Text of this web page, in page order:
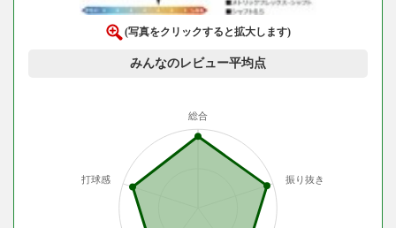
(写真をクリックすると拡大します)
みんなのレビュー平均点
総合
振り抜き
打球感